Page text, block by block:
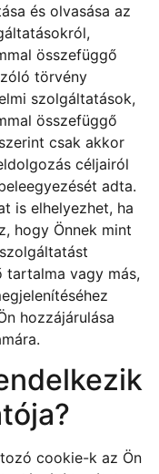
és olvasása az
összefüggő
törvény
szolgáltatások,
összefüggő
csak akkor
céljairól
adta.
is elhelyezhet, ha
hogy Önnek mint
tartalma vagy más,
hozzájárulása
cookie-k az Ön